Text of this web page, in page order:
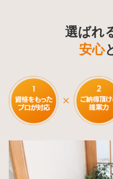
選ばれ
安心